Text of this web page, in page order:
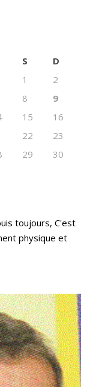
S
D
1
2
8
9
15
16
22
23
29
30
toujours, C'est
physique et